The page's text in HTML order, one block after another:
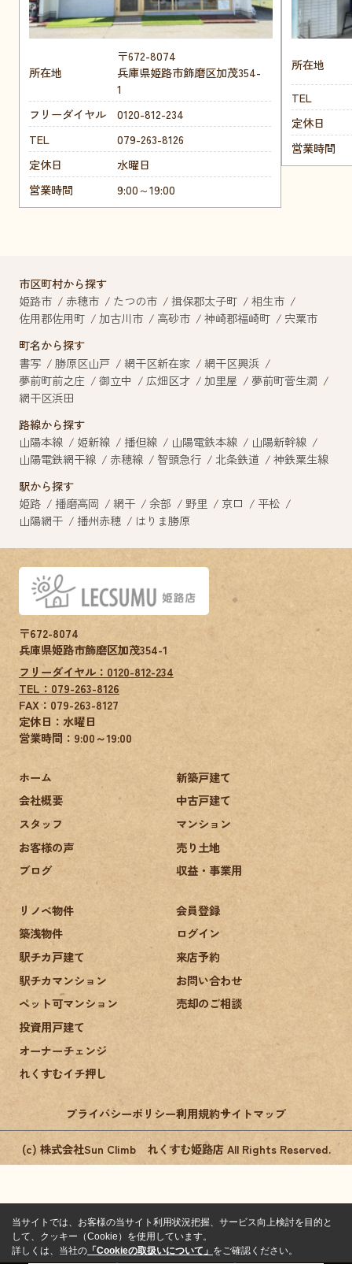
所在地
〒672-8074
兵庫県姫路市飾磨区加茂354-
1
フリーダイヤル
0120-812-234
TEL
079-263-8126
定休日
水曜日
営業時間
9:00～19:00
所在地
TEL
定休日
営業時間
市区町村から探す
姫路市
赤穂市 たつの市 揖保郡太子町
相生市
佐用郡佐用町
加古川市 高砂市 神崎郡福崎町
宍粟市
町名から探す
書写
勝原区山戸 網干区新在家
網干区興浜
夢前町前之庄
御立中 広畑区才 加里屋
夢前町菅生澗
網干区浜田
路線から探す
山陽本線
姫新線 播但線 山陽電鉄本線
山陽新幹線
山陽電鉄網干線
赤穂線 智頭急行 北条鉄道
神鉄粟生線
駅から探す
姫路
播磨高岡 網干 余部 野里 京口
平松
山陽網干
播州赤穂 はりま勝原
〒672-8074
兵庫県姫路市飾磨区加茂354-1
フリーダイヤル：0120-812-234
TEL：079-263-8126
FAX： 079-263-8127
定休日：水曜日
営業時間：9:00～19:00
ホーム
会社概要
スタッフ
お客様の声
ブログ
新築戸建て
中古戸建て
マンション
売り土地
収益・事業用
リノベ物件
築浅物件
駅チカ戸建て
駅チカマンション
ペット可マンション
投資用戸建て
オーナーチェンジ
れくすむイチ押し
会員登録
ログイン
来店予約
お問い合わせ
売却のご相談
プライバシーポリシー利用規約サイトマップ
(c) 株式会社Sun Climb れくすむ姫路店 All Rights Reserved.
当サイトでは、お客様の当サイト利用状況把握、サービス向上検討を目的と
して、クッキー（Cookie）を使用しています。
詳しくは、当社の 「Cookieの取扱いについて」 をご確認ください。